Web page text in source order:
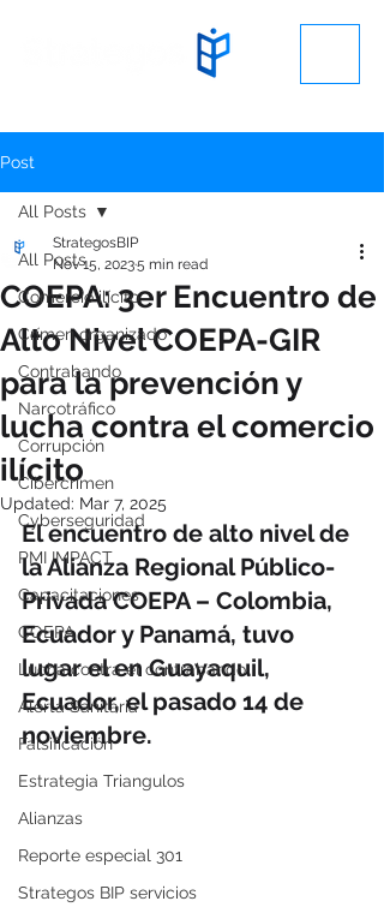
Post
All Posts
Comercio ilícito
Crímen organizado
Contrabando
Narcotráfico
Corrupción
Cibercrimen
Cyberseguridad
PMI IMPACT
Capacitaciones
COEPA
Lucha contra el contrabando
Alerta Sanitaria
Falsificación
Estrategia Triangulos
Alianzas
Reporte especial 301
Strategos BIP servicios
All Posts
COEPA: 3er Encuentro de
Alto Nivel COEPA-GIR
para la prevención y
lucha contra el comercio
ilícito
StrategosBIP
Nov 15, 20235 min read
Updated: Mar 7, 2025
El encuentro de alto nivel de
la Alianza Regional Público-
Privada COEPA – Colombia,
Ecuador y Panamá, tuvo
lugar el en Guayaquil,
Ecuador, el pasado 14 de
noviembre.